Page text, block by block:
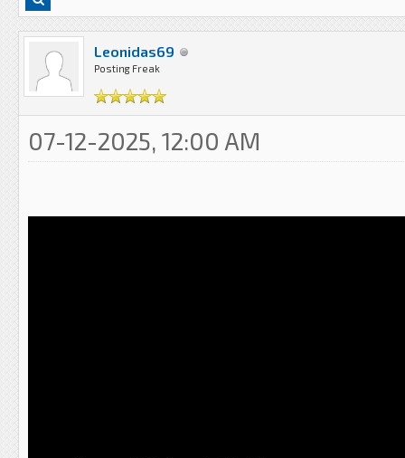
Leonidas69
Posting Freak
07-12-2025, 12:00 AM